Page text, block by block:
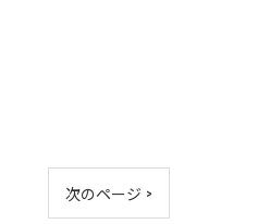
次のページ >